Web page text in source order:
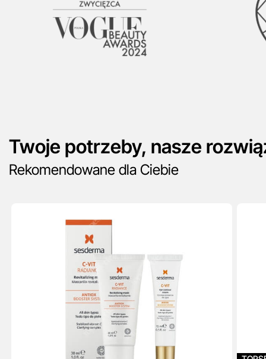
Twoje potrzeby, nasze
Rekomendowane dla Ciebie